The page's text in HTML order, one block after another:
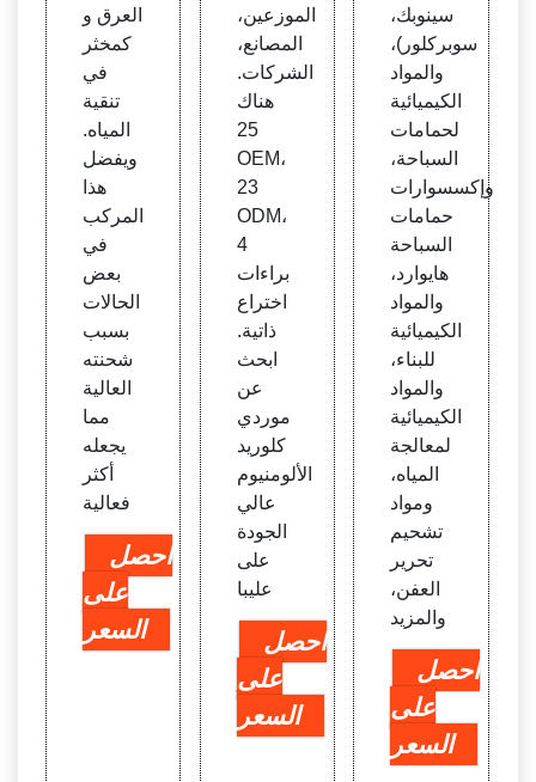
S) - ال
شركة
المصن
عة لل
مواد ا
لكيميا
ئية لم
عالجة
المياه
- مجم
XUN
YU
العرق و
كمخثر
في
تنقية
المياه.
ويفضل
هذا
المركب
في
بعض
الحالات
بسبب
شحنته
العالية
مما
يجعله
أكثر
فعالية
احصل
على
السعر
الموزعين،
المصانع،
الشركات.
هناك
25
OEM،
23
ODM،
4
براءات
اختراع
ذاتية.
ابحث
عن
موردي
كلوريد
الألومنيوم
عالي
الجودة
على
عليبا
احصل
على
السعر
سينوبك،
سوبركلور)،
والمواد
الكيميائية
لحمامات
السباحة،
وإكسسوارات
حمامات
السباحة
هايوارد،
والمواد
الكيميائية
للبناء،
والمواد
الكيميائية
لمعالجة
المياه،
ومواد
تشحيم
تحرير
العفن،
والمزيد
احصل
على
السعر